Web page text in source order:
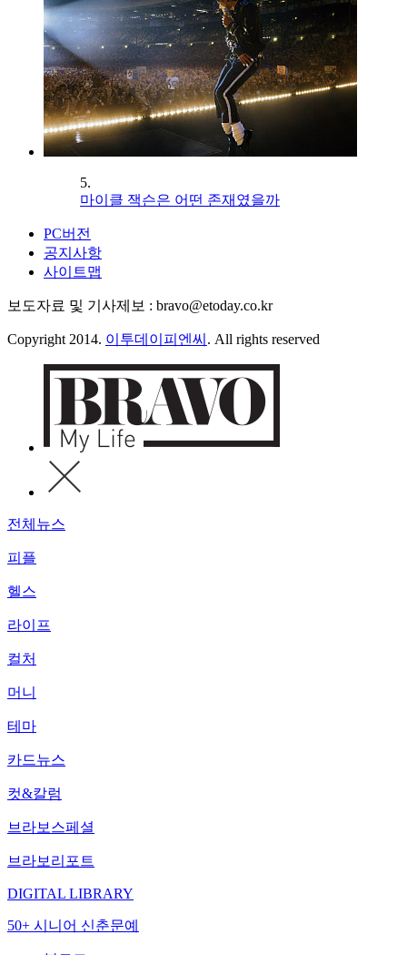
5.
마이클 잭슨은 어떤 존재였을까
PC버전
공지사항
사이트맵
보도자료 및 기사제보 : bravo@etoday.co.kr
Copyright 2014. 이투데이피엔씨 . All rights reserved
전체뉴스
피플
헬스
라이프
컬처
머니
테마
카드뉴스
컷&칼럼
브라보스페셜
브라보리포트
DIGITAL LIBRARY
50+ 시니어 신춘문예